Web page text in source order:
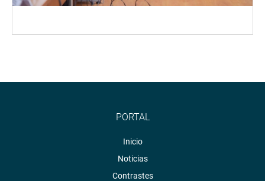
PORTAL
Inicio
Noticias
Contrastes